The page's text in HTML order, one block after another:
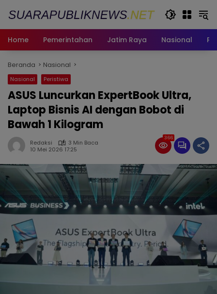
Home
Pemerintahan Jatim Raya Nasional
Beranda Nasional
Nasional Peristiwa
ASUS Luncurkan ExpertBook Ultra,
Laptop Bisnis AI dengan Bobot di
Bawah 1 Kilogram
Redaksi
3 Min Baca
10 Mei 2026 17:25
366